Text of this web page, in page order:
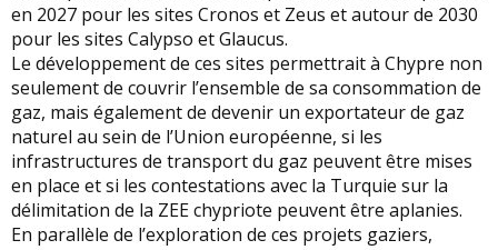
en 2027 pour les sites Cronos et Zeus et autour de 2030
pour les sites Calypso et Glaucus.
Le développement de ces sites permettrait à Chypre non
seulement de couvrir l’ensemble de sa consommation de
gaz, mais également de devenir un exportateur de gaz
naturel au sein de l’Union européenne, si les
infrastructures de transport du gaz peuvent être mises
en place et si les contestations avec la Turquie sur la
délimitation de la ZEE chypriote peuvent être aplanies.
En parallèle de l’exploration de ces projets gaziers,